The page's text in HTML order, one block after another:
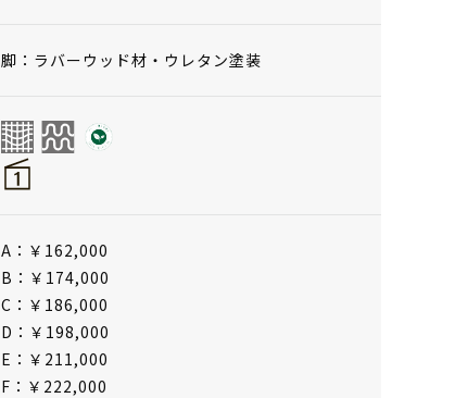
脚：ラバーウッド材・ウレタン塗装
A：￥162,000
B：￥174,000
C：￥186,000
D：￥198,000
E：￥211,000
F：￥222,000